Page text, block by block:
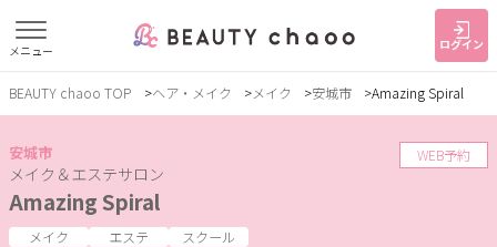
メニュー ログイン
すでに会員の方 はじめてご利用の方
ジャンルで探す
BEAUTY chaoo TOP ヘア・メイク メイク 安城市 Amazing Spiral
安城市
メイク＆エステサロン
Amazing Spiral
メイク エステ スクール
WEB予約